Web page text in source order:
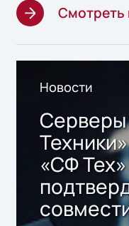
Смотреть
Новости
«СФ